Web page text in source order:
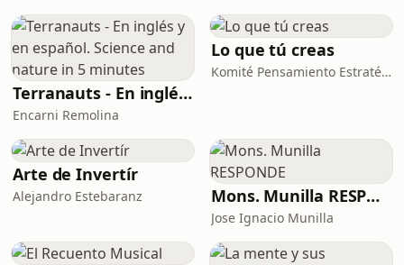
Terranauts - En inglés y en español. Science and nature in 5 minutes
Encarni Remolina
Lo que tú creas
Komité Pensamiento Estratégico
Arte de Invertír
Alejandro Estebaranz Mons. Munilla RESPONDE
Jose Ignacio Munilla